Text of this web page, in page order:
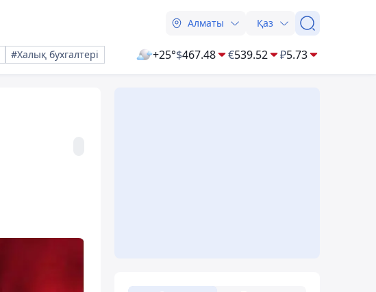
Алматы Қаз
#Халық бухгалтері +25°$467.48 €539.52 ₽5.73